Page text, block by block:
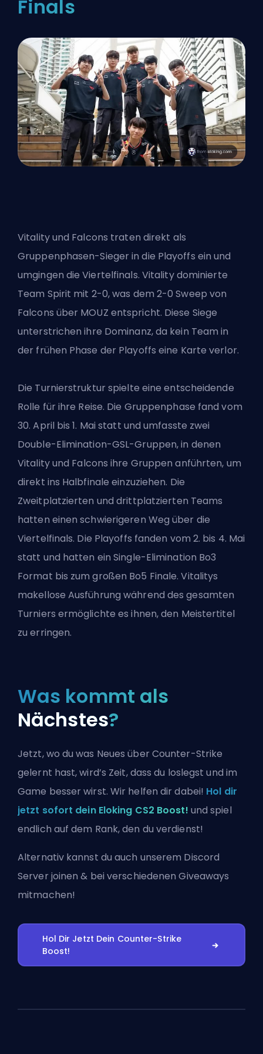
Finals
Vitality und Falcons traten direkt als
Gruppenphasen-Sieger in die Playoffs ein und
umgingen die Viertelfinals. Vitality dominierte
Team Spirit mit 2-0, was dem 2-0 Sweep von
Falcons über MOUZ entspricht. Diese Siege
unterstrichen ihre Dominanz, da kein Team in
der frühen Phase der Playoffs eine Karte verlor.
Die Turnierstruktur spielte eine entscheidende
Rolle für ihre Reise. Die Gruppenphase fand vom
30. April bis 1. Mai statt und umfasste zwei
Double-Elimination-GSL-Gruppen,in denen
Vitalityund Falcons ihre Gruppen anführten, um
direkt ins Halbfinale einzuziehen. Die
Zweitplatzierten und drittplatzierten Teams
hatten einen schwierigeren Weg über die
Viertelfinals. Die Playoffs fanden vom 2. bis 4. Mai
statt und hatten ein Single-Elimination Bo3
Format bis zum großen Bo5 Finale. Vitalitys
makellose Ausführung während des gesamten
Turniers ermöglichte es ihnen, den Meistertitel
zu erringen.
Was kommt als
Nächstes?
Jetzt, wo du was Neues über Counter-Strike
gelernt hast, wird’s Zeit, dass du loslegst und im
Game besser wirst. Wir helfen dir dabei! Hol dir
jetzt sofort dein Eloking CS2 Boost! und spiel
endlich auf dem Rank, den du verdienst!
Alternativ kannst du auch unserem Discord
Server joinen & bei verschiedenen Giveaways
mitmachen!
Hol Dir Jetzt Dein Counter-Strike
Boost!